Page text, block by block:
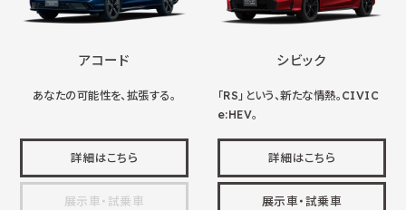
アコード
あなたの可能性を、拡張する。
詳細はこちら
展示車・試乗車
シビック
「RS」という、新たな情熱。CIVIC
e:HEV。
詳細はこちら
展示車・試乗車